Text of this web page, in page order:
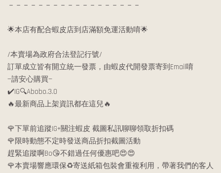
－－－－－－－－－－－－－－－－－－
🌟本店有配合蝦皮店到店滿額免運活動唷🌟
/本賣場為政府合法登記行號/
訂單成立皆有開立統一發票，由蝦皮代開發票寄到Email唷
—請安心購買—
✔️IG🔍Abobo.3.0
🔥最新商品上架資訊都在這兒🔥
🌹下單前追蹤IG+關注蝦皮 截圖私訊聊聊領取折扣碼
🌹限時動態不定時發送商品折扣截圖活動
趕緊追蹤啊Bo😘不錯過任何優惠吧😍😍
🌹本賣場響應環保♻️寄送紙箱包裝會重複利用，帶著我們的客人